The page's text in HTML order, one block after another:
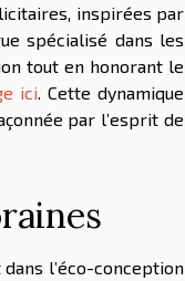
inspirées par
spécialisé dans les
tout en honorant le
ici . Cette dynamique
par l’esprit de
l’éco-conception